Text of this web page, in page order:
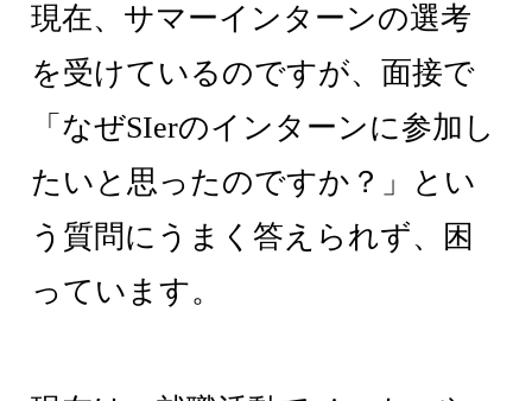
現在、サマーインターンの選考
を受けているのですが、面接で
「なぜSIerのインターンに参加し
たいと思ったのですか？」とい
う質問にうまく答えられず、困
っています。